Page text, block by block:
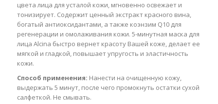
цвета лица для усталой кожи, мгновенно освежает и
тонизирует. Содержит ценный экстракт красного вина,
богатый антиоксидантами, а также коэнзим Q10 для
регенерации и омолаживания кожи. 5-минутная маска для
лица Alcina быстро вернет красоту Вашей коже, делает ее
мягкой и гладкой, повышает упругость и эластичность
кожи.
Способ применения: Нанести на очищенную кожу,
выдержать 5 минут, после чего промокнуть остатки сухой
салфеткой. Не смывать.